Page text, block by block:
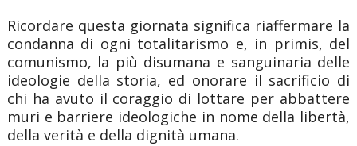
Ricordare questa giornata significa riaffermare la
condanna di ogni totalitarismo e, in primis, del
comunismo, la più disumana e sanguinaria delle
ideologie della storia, ed onorare il sacrificio di
chi ha avuto il coraggio di lottare per abbattere
muri e barriere ideologiche in nome della libertà,
della verità e della dignità umana.